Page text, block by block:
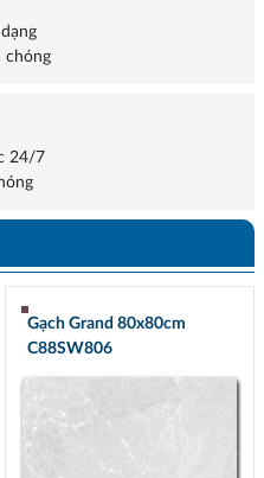
chóng
24/7
Gạch Grand 80x80cm
C88SW806